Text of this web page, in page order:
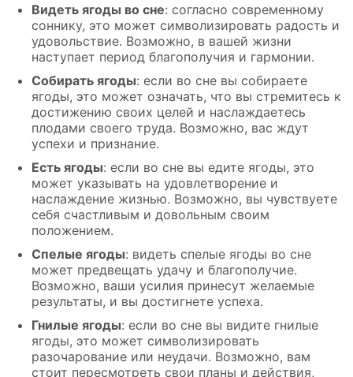
Видеть ягоды во сне: согласно современному
соннику, это может символизировать радость и
удовольствие. Возможно, в вашей жизни
наступает период благополучия и гармонии.
Собирать ягоды: если во сне вы собираете
ягоды, это может означать, что вы стремитесь к
достижению своих целей и наслаждаетесь
плодами своего труда. Возможно, вас ждут
успехи и признание.
Есть ягоды: если во сне вы едите ягоды, это
может указывать на удовлетворение и
наслаждение жизнью. Возможно, вы чувствуете
себя счастливым и довольным своим
положением.
Спелые ягоды: видеть спелые ягоды во сне
может предвещать удачу и благополучие.
Возможно, ваши усилия принесут желаемые
результаты, и вы достигнете успеха.
Гнилые ягоды: если во сне вы видите гнилые
ягоды, это может символизировать
разочарование или неудачи. Возможно, вам
стоит пересмотреть свои планы и действия,